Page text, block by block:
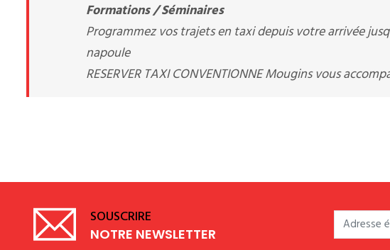
Formations / Séminaires
Programmez vos trajets en taxi depuis votre arrivée
napoule
RESERVER TAXI CONVENTIONNE Mougins vous
SOUSCRIRE
NOTRE NEWSLETTER